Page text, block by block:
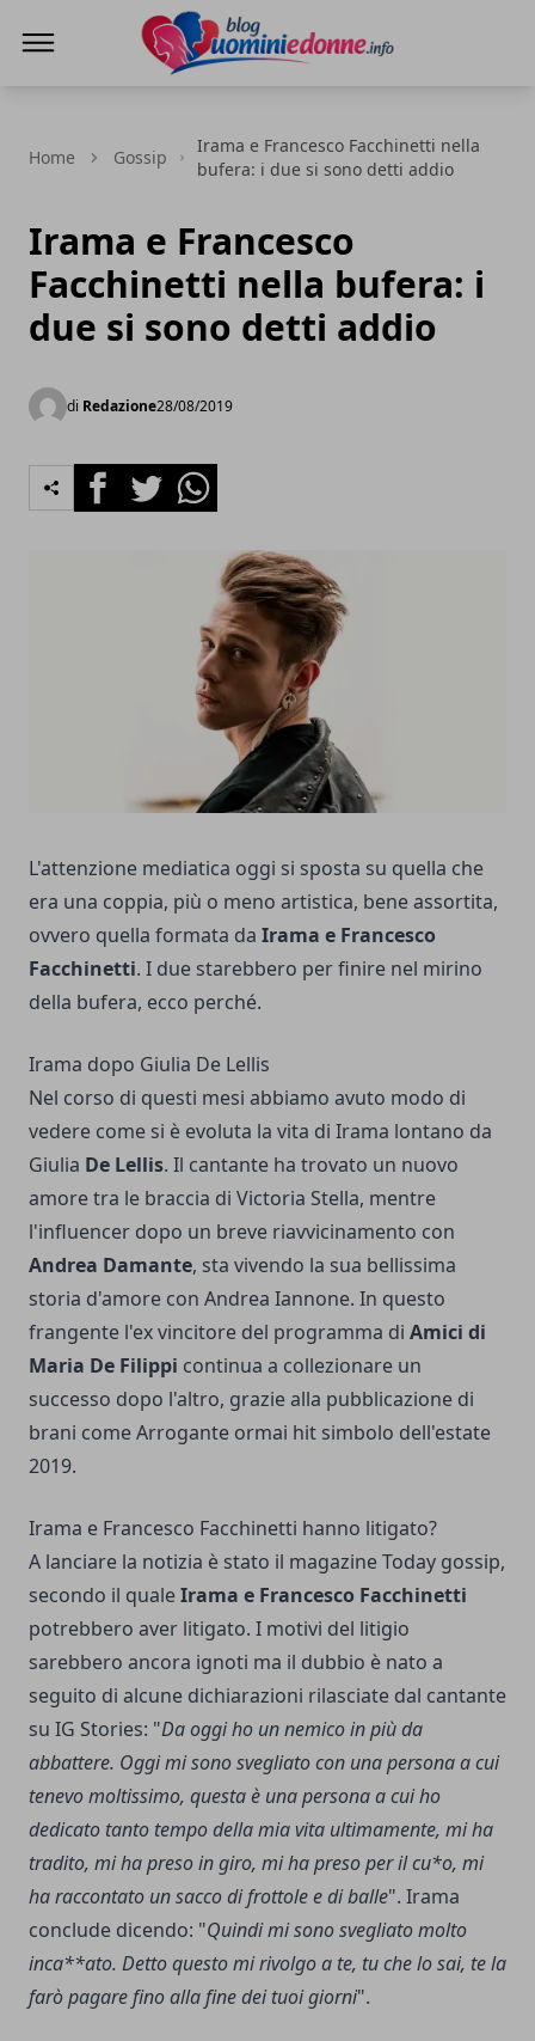
Home Gossip
Irama e Francesco Facchinetti nella
bufera: i due si sono detti addio
Irama e Francesco
Facchinetti nella bufera: i
due si sono detti addio
di Redazione28/08/2019
FacebookTwitterWhatsapp
L'attenzione mediatica oggi si sposta su quella che
era una coppia, più o meno artistica, bene assortita,
ovvero quella formata da Irama e Francesco
Facchinetti. I due starebbero per finire nel mirino
della bufera, ecco perché.
Irama dopo Giulia De Lellis
Nel corso di questi mesi abbiamo avuto modo di
vedere come si è evoluta la vita di Irama lontano da
Giulia De Lellis. Il cantante ha trovato un nuovo
amore tra le braccia di Victoria Stella, mentre
l'influencer dopo un breve riavvicinamento con
Andrea Damante, sta vivendo la sua bellissima
storia d'amore con Andrea Iannone. In questo
frangente l'ex vincitore del programma di Amici di
Maria De Filippi continua a collezionare un
successo dopo l'altro, grazie alla pubblicazione di
brani come Arrogante ormai hit simbolo dell'estate
2019.
Irama e Francesco Facchinetti hanno litigato?
A lanciare la notizia è stato il magazine Today gossip,
secondo il qualeIrama e Francesco Facchinetti
potrebbero aver litigato. I motivi del litigio
sarebbero ancora ignoti ma il dubbio è nato a
seguito di alcune dichiarazioni rilasciate dal cantante
su IG Stories: "Da oggi ho un nemico in più da
abbattere. Oggi mi sono svegliato con una persona a cui
tenevo moltissimo, questa è una persona a cui ho
dedicato tanto tempo della mia vita ultimamente, mi ha
tradito, mi ha preso in giro, mi ha preso per il cu*o, mi
ha raccontato un sacco di frottole e di balle". Irama
conclude dicendo: "Quindi mi sono svegliato molto
inca**ato. Detto questo mi rivolgo a te, tu che lo sai, te la
farò pagare fino alla fine dei tuoi giorni".